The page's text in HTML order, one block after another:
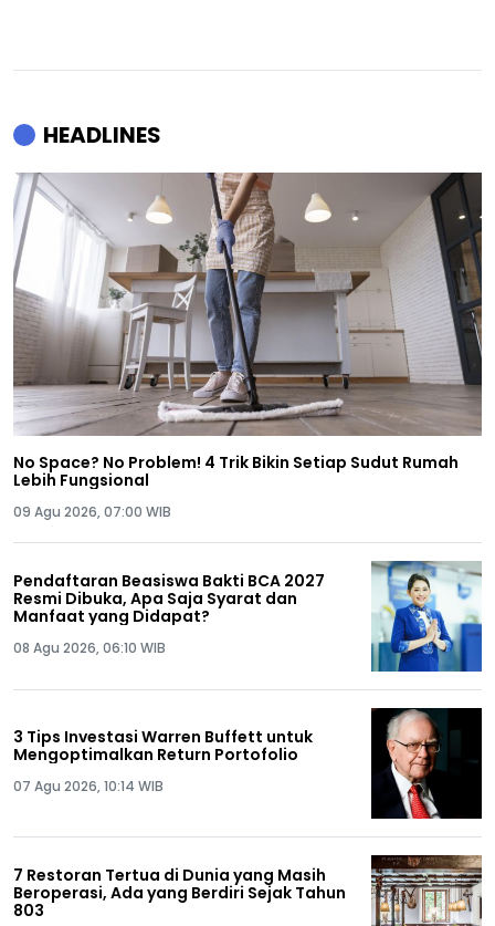
HEADLINES
No Space? No Problem! 4 Trik Bikin Setiap Sudut Rumah
Lebih Fungsional
09 Agu 2026, 07:00 WIB
Pendaftaran Beasiswa Bakti BCA 2027
Resmi Dibuka, Apa Saja Syarat dan
Manfaat yang Didapat?
08 Agu 2026, 06:10 WIB
3 Tips Investasi Warren Buffett untuk
Mengoptimalkan Return Portofolio
07 Agu 2026, 10:14 WIB
7 Restoran Tertua di Dunia yang Masih
Beroperasi, Ada yang Berdiri Sejak Tahun
803